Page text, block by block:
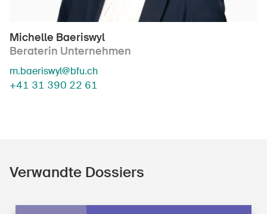
Michelle Baeriswyl
Beraterin Unternehmen
m.baeriswyl@bfu.ch
+41 31 390 22 61
Verwandte Dossiers